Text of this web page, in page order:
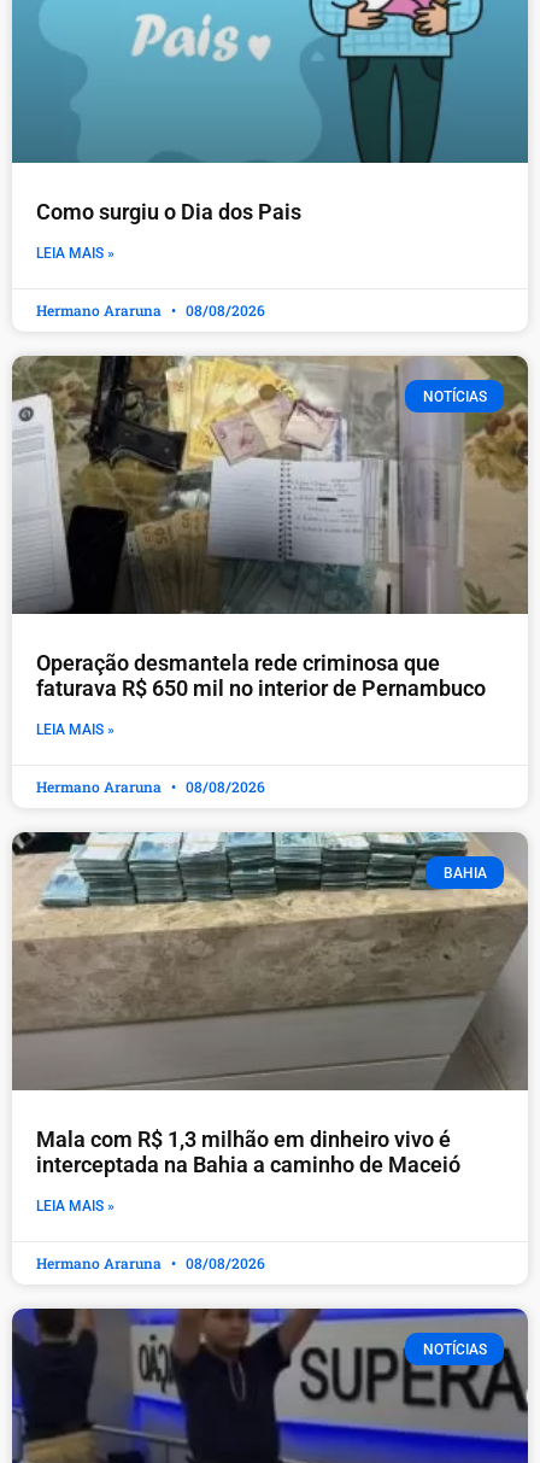
Como surgiu o Dia dos Pais
LEIA MAIS »
Hermano Araruna 08/08/2026
NOTÍCIAS
Operação desmantela rede criminosa que
faturava R$ 650 mil no interior de Pernambuco
LEIA MAIS »
Hermano Araruna 08/08/2026
BAHIA
Mala com R$ 1,3 milhão em dinheiro vivo é
interceptada na Bahia a caminho de Maceió
LEIA MAIS »
Hermano Araruna 08/08/2026
NOTÍCIAS